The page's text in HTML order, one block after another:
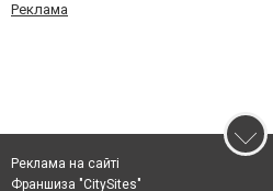
Реклама
Реклама на сайті
Франшиза "CitySites"